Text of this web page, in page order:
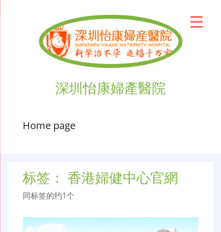
深圳怡康婦產醫院
Home page
标签： 香港婦健中心官網
同标签的约1个